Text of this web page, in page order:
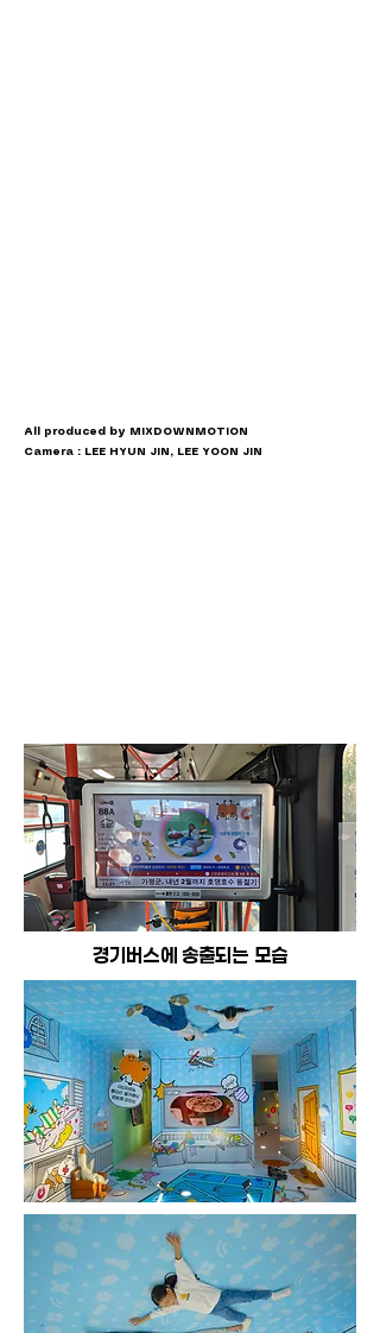
All produced by MIXDOWNMOTION
Camera : LEE HYUN JIN, LEE YOON JIN
​경기버스에 송출되는 모습